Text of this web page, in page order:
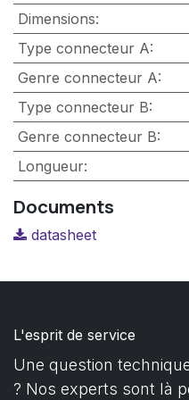
Dimensions:
Type connecteur A:
Genre connecteur A:
Type connecteur B:
Genre connecteur B:
Longueur:
Documents
datasheet
L'esprit de service
Une question
? Nos experts sont là